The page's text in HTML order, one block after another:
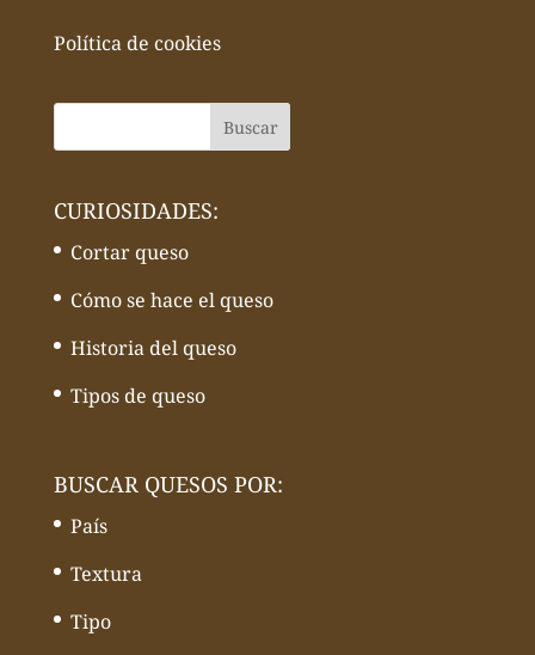
Política de cookies
CURIOSIDADES:
Cortar queso
Cómo se hace el queso
Historia del queso
Tipos de queso
BUSCAR QUESOS POR:
País
Textura
Tipo